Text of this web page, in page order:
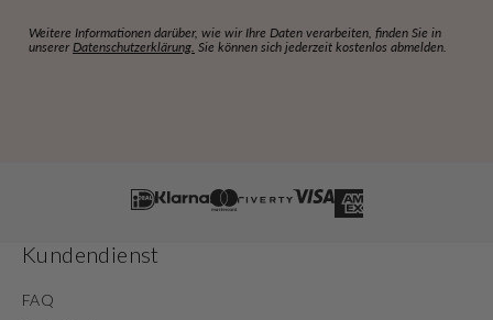
Weitere Informationen darüber, wie wir Ihre Daten verarbeiten, finden Sie in
unserer Datenschutzerklärung. Sie können sich jederzeit kostenlos abmelden.
Kundendienst
FAQ